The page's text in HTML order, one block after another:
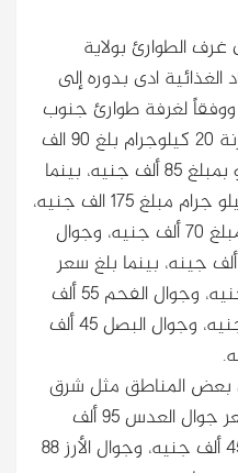
الطوارئ بولاية
الغذائية ادى بدوره إلى
ووفقاً لغرفة طوارئ جنوب
الحزام فإن سعر جوال العدس زنة 20 كيلوجرام بلغ 90 الف
جنيه، وسعر جوال الارز 20 كيلو بمبلغ 85 ألف جنيه، بينما
بلغ سعر جوال السكر زنة 50 كيلو جرام مبلغ 175 الف جنيه،
وجوال الدقيق 25 كيلو جرام بمبلغ 70 ألف جنيه، وجوال
البليلة 7 كيلو جرام بمبلغ 300 ألف جينه، بينما بلغ سعر
جوال الفول المصري 430 الف جنيه، وجوال الفحم 55 ألف
جنيه وجركانة الزيت 100 ألف جنيه، وجوال البصل 45 ألف
بعض المناطق مثل شرق
النيل ارتفعت اكثر حيث بلغ سعر جوال العدس 95 ألف
جنيه، وجوال الفول المصري 450 ألف جنيه، وجوال الأرز 88